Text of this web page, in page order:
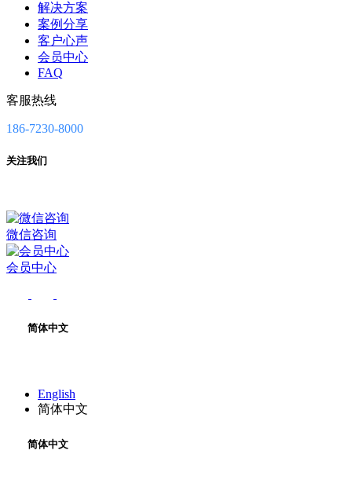
解决方案
案例分享
客户心声
会员中心
FAQ
客服热线
186-7230-8000
关注我们
微信咨询
会员中心
简体中文
English
简体中文
简体中文